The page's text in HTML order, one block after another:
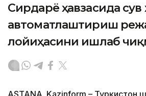
Сирдарё ҳавзасида
автоматлаштириш
лойиҳасини ишлаб